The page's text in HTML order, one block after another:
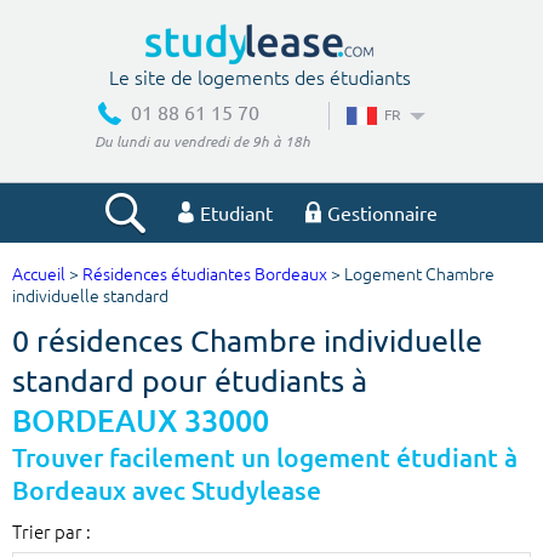
Le site de logements des étudiants
01 88 61 15 70
Du lundi au vendredi de 9h à 18h
FR
Etudiant Gestionnaire
Votre recherche
Ville, école
Budget min
€
Budget max
Accueil > Résidences étudiantes Bordeaux > Logement Chambre
individuelle standard
0 résidences Chambre individuelle
standard pour étudiants à
BORDEAUX 33000
Trouver facilement un logement étudiant à
Bordeaux avec Studylease
Trier par :